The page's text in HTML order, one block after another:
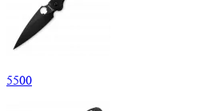
5500